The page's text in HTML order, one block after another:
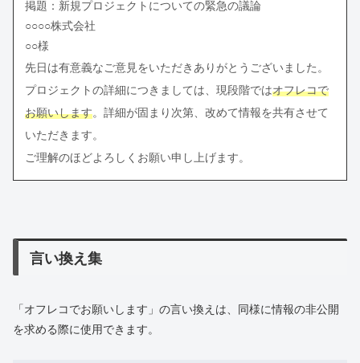
掲題：新規プロジェクトについての緊急の議論
○○○○株式会社
○○様
先日は有意義なご意見をいただきありがとうございました。
プロジェクトの詳細につきましては、現段階ではオフレコで
お願いします。詳細が固まり次第、改めて情報を共有させて
いただきます。
ご理解のほどよろしくお願い申し上げます。
言い換え集
「オフレコでお願いします」の言い換えは、同様に情報の非公開
を求める際に使用できます。